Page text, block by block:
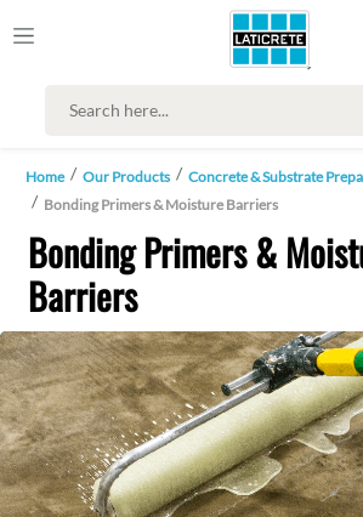
Home Our Products
Concrete & Substrate
Bonding Primers & Moisture Barriers
Bonding Primers &
Barriers